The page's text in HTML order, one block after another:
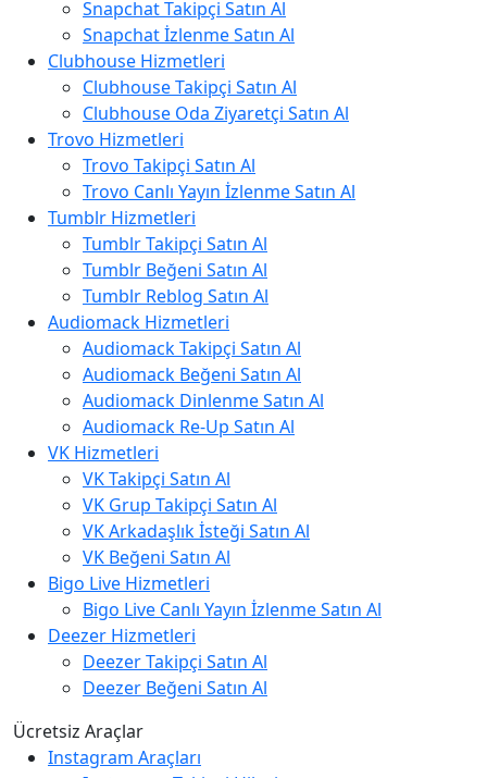
Snapchat Takipçi Satın Al
Snapchat İzlenme Satın Al
Clubhouse Hizmetleri
Clubhouse Takipçi Satın Al
Clubhouse Oda Ziyaretçi Satın Al
Trovo Hizmetleri
Trovo Takipçi Satın Al
Trovo Canlı Yayın İzlenme Satın Al
Tumblr Hizmetleri
Tumblr Takipçi Satın Al
Tumblr Beğeni Satın Al
Tumblr Reblog Satın Al
Audiomack Hizmetleri
Audiomack Takipçi Satın Al
Audiomack Beğeni Satın Al
Audiomack Dinlenme Satın Al
Audiomack Re-Up Satın Al
VK Hizmetleri
VK Takipçi Satın Al
VK Grup Takipçi Satın Al
VK Arkadaşlık İsteği Satın Al
VK Beğeni Satın Al
Bigo Live Hizmetleri
Bigo Live Canlı Yayın İzlenme Satın Al
Deezer Hizmetleri
Deezer Takipçi Satın Al
Deezer Beğeni Satın Al
Ücretsiz Araçlar
Instagram Araçları